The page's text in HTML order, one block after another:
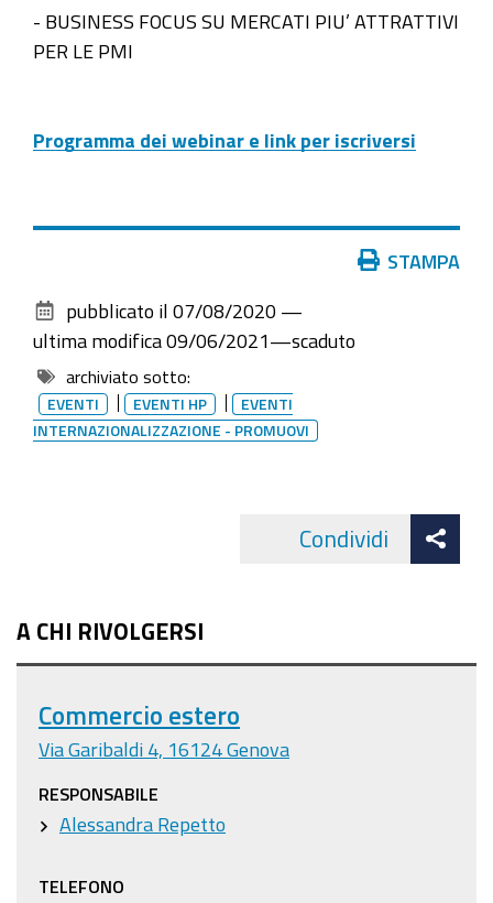
Webinar
di
la
- BUSINESS FOCUS SU MERCATI PIU’ ATTRATTIVI
PER LE PMI
Programma dei webinar e link per iscriversi
documento
STAMPA
pubblicato il 07/08/2020 —
ultima modifica 09/06/2021—scaduto
archiviato sotto:
EVENTI EVENTI HP
EVENTI
INTERNAZIONALIZZAZIONE - PROMUOVI
Condividi
A CHI RIVOLGERSI
Commercio estero
Via Garibaldi 4, 16124 Genova
RESPONSABILE
Alessandra Repetto
TELEFONO